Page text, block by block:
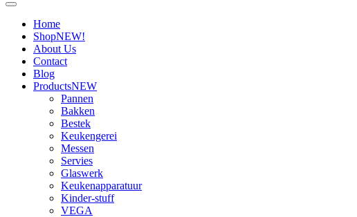
Home
ShopNEW!
About Us
Contact
Blog
ProductsNEW
Pannen
Bakken
Bestek
Keukengerei
Messen
Servies
Glaswerk
Keukenapparatuur
Kinder-stuff
VEGA